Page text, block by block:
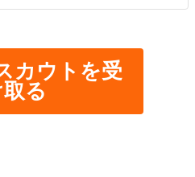
カウトを受
る